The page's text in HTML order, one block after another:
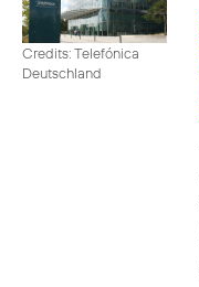
Credits: Telefónica
Deutschland